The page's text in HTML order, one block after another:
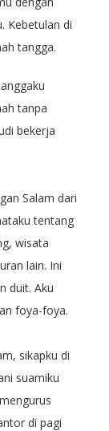
Kebetulan di
tangga.
tanpa
bekerja
Salam dari
tentang
wisata
lain. Ini
duit. Aku
foya-foya.
sikapku di
suamiku
di pagi